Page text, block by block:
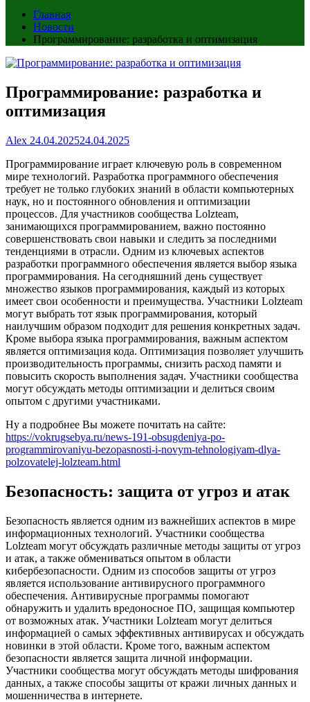
Главная
Новости
Программирование: разработка и оптимизация
Программирование: разработка и
оптимизация
Alex 24.04.202524.04.2025
Программирование играет ключевую роль в современном
мире технологий. Разработка программного обеспечения
требует не только глубоких знаний в области компьютерных
наук, но и постоянного обновления и оптимизации
процессов. Для участников сообщества Lolzteam,
занимающихся программированием, важно постоянно
совершенствовать свои навыки и следить за последними
тенденциями в отрасли. Одним из ключевых аспектов
разработки программного обеспечения является выбор языка
программирования. На сегодняшний день существует
множество языков программирования, каждый из которых
имеет свои особенности и преимущества. Участники Lolzteam
могут выбрать тот язык программирования, который
наилучшим образом подходит для решения конкретных задач.
Кроме выбора языка программирования, важным аспектом
является оптимизация кода. Оптимизация позволяет улучшить
производительность программы, снизить расход памяти и
повысить скорость выполнения задач. Участники сообщества
могут обсуждать методы оптимизации и делиться своим
опытом с другими участниками.
Ну а подробнее Вы можете почитать на сайте:
https://vokrugsebya.ru/news-191-obsugdeniya-po-
programmirovaniyu-bezopasnosti-i-novym-tehnologiyam-dlya-
polzovatelej-lolzteam.html
Безопасность: защита от угроз и атак
Безопасность является одним из важнейших аспектов в мире
информационных технологий. Участники сообщества
Lolzteam могут обсуждать различные методы защиты от угроз
и атак, а также обмениваться опытом в области
кибербезопасности. Одним из способов защиты от угроз
является использование антивирусного программного
обеспечения. Антивирусные программы помогают
обнаружить и удалить вредоносное ПО, защищая компьютер
от возможных атак. Участники Lolzteam могут делиться
информацией о самых эффективных антивирусах и обсуждать
новинки в этой области. Кроме того, важным аспектом
безопасности является защита личной информации.
Участники сообщества могут обсуждать методы шифрования
данных, а также способы защиты от кражи личных данных и
мошенничества в интернете.